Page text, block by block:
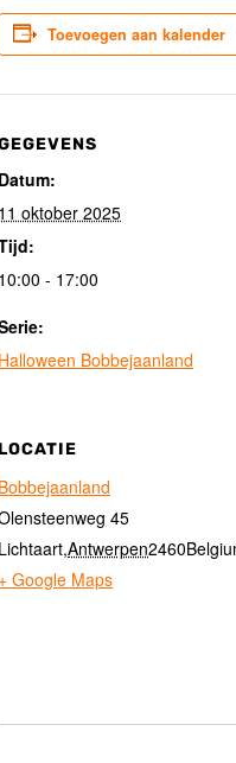
Toevoegen aan kalender
Datum:
11 oktober 2025
10:00 - 17:00
Halloween Bobbejaanland
LOCATIE
Bobbejaanland
45
Lichtaart,Antwerpen2460
+ Google Maps